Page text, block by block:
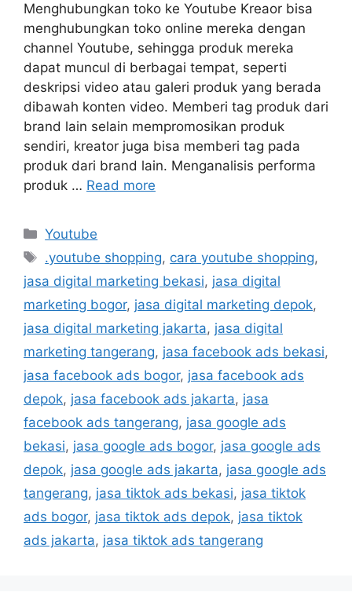
Menghubungkan toko ke Youtube Kreaor bisa
menghubungkan toko online mereka dengan
channel Youtube, sehingga produk mereka
dapat muncul di berbagai tempat, seperti
deskripsi video atau galeri produk yang berada
dibawah konten video. Memberi tag produk dari
brand lain selain mempromosikan produk
sendiri, kreator juga bisa memberi tag pada
produk dari brand lain. Menganalisis performa
produk … Read more
Youtube
.youtube shopping, cara youtube shopping,
jasa digital marketing bekasi, jasa digital
marketing bogor, jasa digital marketing depok,
jasa digital marketing jakarta, jasa digital
marketing tangerang, jasa facebook ads bekasi,
jasa facebook ads bogor, jasa facebook ads
depok, jasa facebook ads jakarta, jasa
facebook ads tangerang, jasa google ads
bekasi, jasa google ads bogor, jasa google ads
depok, jasa google ads jakarta, jasa google ads
tangerang, jasa tiktok ads bekasi, jasa tiktok
ads bogor, jasa tiktok ads depok, jasa tiktok
ads jakarta, jasa tiktok ads tangerang